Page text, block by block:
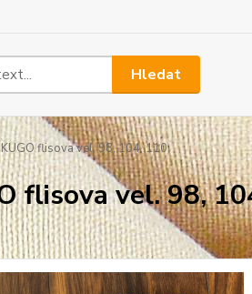
Hledat
flisova vel. 98, 104, 110
flisova vel. 98,